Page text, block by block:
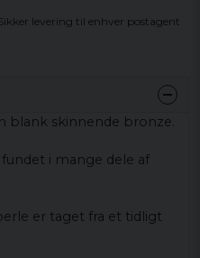
levering til enhver postagent
blank skinnende bronze.
i mange dele af
er taget fra et tidligt